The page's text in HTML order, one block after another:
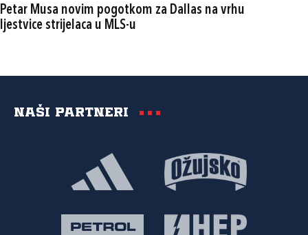
Petar Musa novim pogotkom za Dallas na vrhu
ljestvice strijelaca u MLS-u
Naši partneri